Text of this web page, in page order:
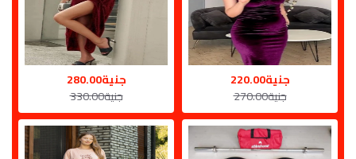
جنية220.00
جنية270.00
جنية280.00
جنية330.00